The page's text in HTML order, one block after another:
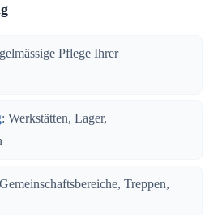
Pflege Ihrer
: Werkstätten, Lager,
Treppen,